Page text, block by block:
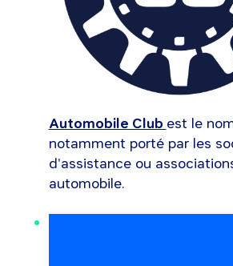
Automobile Club est le
notamment porté par les
d'assistance ou
automobile.